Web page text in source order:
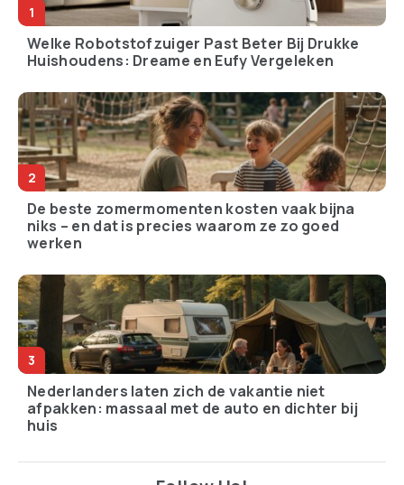
Welke Robotstofzuiger Past Beter Bij Drukke
Huishoudens: Dreame en Eufy Vergeleken
De beste zomermomenten kosten vaak bijna
niks – en dat is precies waarom ze zo goed
werken
Nederlanders laten zich de vakantie niet
afpakken: massaal met de auto en dichter bij
huis